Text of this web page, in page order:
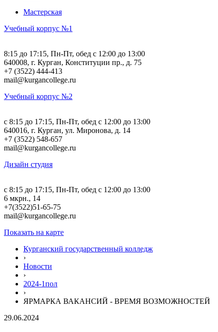
Мастерская
Учебный корпус №1
8:15 до 17:15, Пн-Пт, обед с 12:00 до 13:00
640008, г. Курган, Конституции пр., д. 75
+7 (3522) 444-413
mail@kurgancollege.ru
Учебный корпус №2
c 8:15 до 17:15, Пн-Пт, обед с 12:00 до 13:00
640016, г. Курган, ул. Миронова, д. 14
+7 (3522) 548-657
mail@kurgancollege.ru
Дизайн студия
c 8:15 до 17:15, Пн-Пт, обед с 12:00 до 13:00
6 мкрн., 14
+7(3522)51-65-75
mail@kurgancollege.ru
Показать на карте
Курганский государственный колледж
›
Новости
›
2024-1пол
›
ЯРМАРКА ВАКАНСИЙ - ВРЕМЯ ВОЗМОЖНОСТЕЙ
29.06.2024